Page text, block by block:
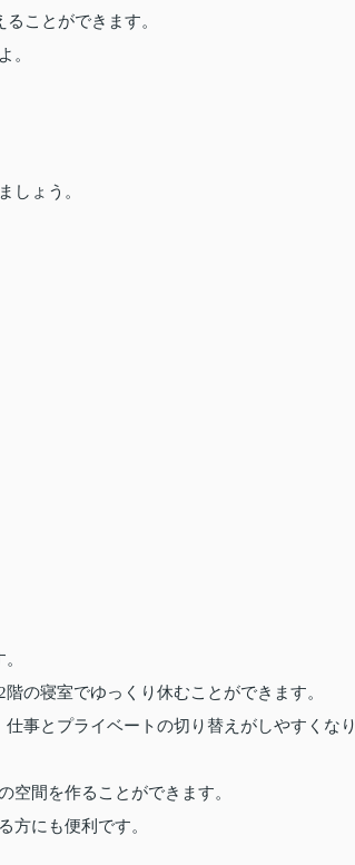
ことができます。
。
しょう。
の寝室でゆっくり休むことができます。
事とプライベートの切り替えがしやすくなり
空間を作ることができます。
方にも便利です。